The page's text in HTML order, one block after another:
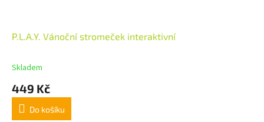
P.L.A.Y. Vánoční stromeček interaktivní
Skladem
449 Kč
Do košíku